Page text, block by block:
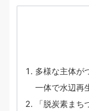
多様な主体が
一体で水辺再
「脱炭素ま